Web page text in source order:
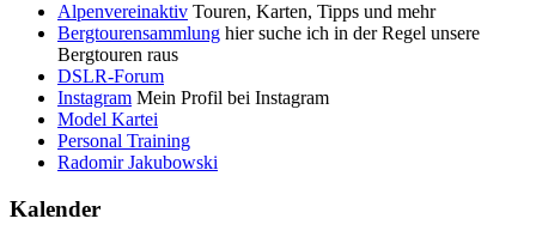
Alpenvereinaktiv Touren, Karten, Tipps und mehr
Bergtourensammlung hier suche ich in der Regel unsere
Bergtouren raus
DSLR-Forum
Instagram Mein Profil bei Instagram
Model Kartei
Personal Training
Radomir Jakubowski
Kalender